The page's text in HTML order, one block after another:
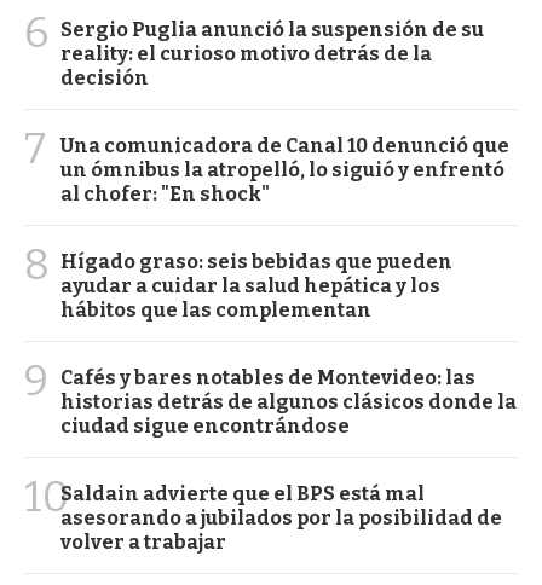
6
Sergio Puglia anunció la suspensión de su
reality: el curioso motivo detrás de la
decisión
7
Una comunicadora de Canal 10 denunció que
un ómnibus la atropelló, lo siguió y enfrentó
al chofer: "En shock"
8
Hígado graso: seis bebidas que pueden
ayudar a cuidar la salud hepática y los
hábitos que las complementan
9
Cafés y bares notables de Montevideo: las
historias detrás de algunos clásicos donde la
ciudad sigue encontrándose
10Saldain advierte que el BPS está mal
asesorando a jubilados por la posibilidad de
volver a trabajar